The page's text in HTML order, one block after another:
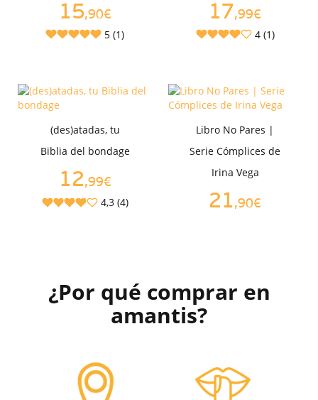
15,90€
5 (1)
17,99€
4 (1)
(des)atadas, tu
Biblia del bondage
12,99€
4,3 (4)
Libro No Pares |
Serie Cómplices de
Irina Vega
21,90€
¿Por qué comprar en
amantis?